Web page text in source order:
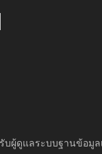
บผู้ดูแลระบบฐานข้อมู